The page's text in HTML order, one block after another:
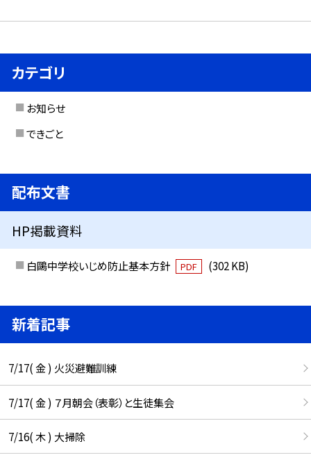
カテゴリ
お知らせ
できごと
配布文書
HP掲載資料
白鷗中学校いじめ防止基本方針 PDF (302 KB)
新着記事
7/17( 金 ) 火災避難訓練
7/17( 金 ) ７月朝会（表彰）と生徒集会
7/16( 木 ) 大掃除